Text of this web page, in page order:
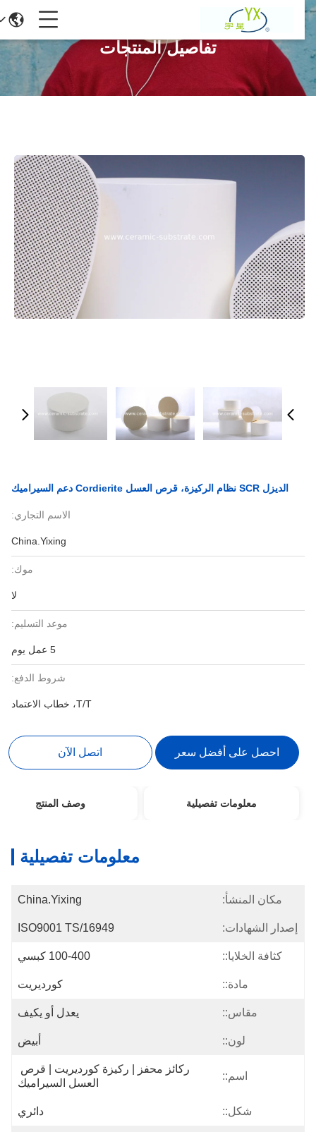
تفاصيل المنتجات
الديزل SCR نظام الركيزة، قرص العسل Cordierite دعم السيراميك
الاسم التجاري:
China.Yixing
موك:
موعد التسليم:
5 عمل يوم
شروط الدفع:
T/T، خطاب الاعتماد
احصل على أفضل سعر اتصل الآن
معلومات تفصيلية وصف المنتج
معلومات تفصيلية
مكان المنشأ: China.Yixing
إصدار الشهادات: ISO9001 TS/16949
كثافة الخلايا:: 100-400 كبسي
مادة:: كورديريت
مقاس:: يعدل أو يكيف
لون:: أبيض
اسم::
العسل السيراميك
شكل:: دائري